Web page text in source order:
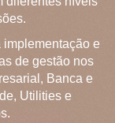
implementação e
de gestão nos
Banca e
Utilities e